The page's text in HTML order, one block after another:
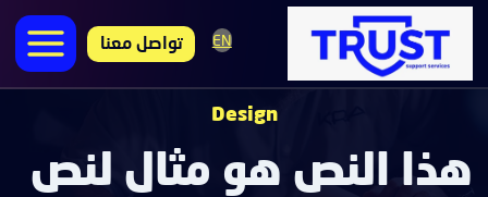
التجاوز
المحتوى
EN تواصل معنا
Design
هذا النص هو مثال لنص